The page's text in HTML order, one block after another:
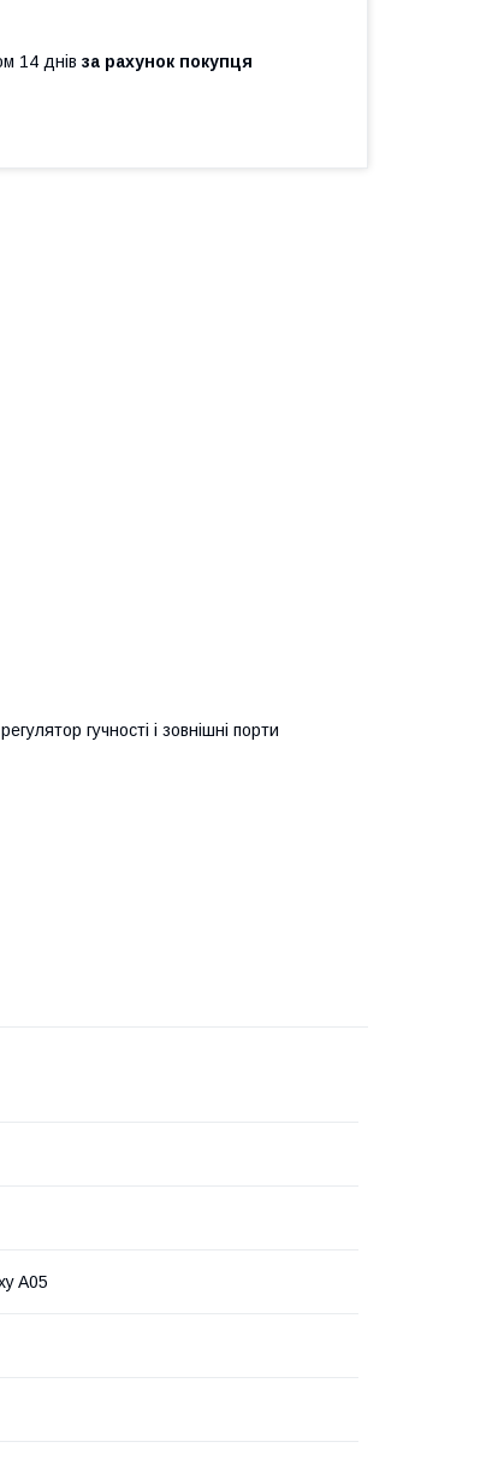
14 днів за рахунок покупця
гучності і зовнішні порти
A05